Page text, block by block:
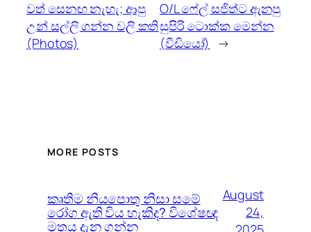
වත් සෙනඟ නැහැ; ආපු
උන් සල්ලි ගන්න වලි කති
(Photos)
O/L ෆේල් සජිත්ට ඇනපු
සුපිරි ටොක්ක මෙන්න
(වීඩියෝ)
→
MORE POSTS
කෘතිම නියපොතු නිසා සමේ
රෝග ඇති විය හැකිද? විශේෂඥ
මතය දැන ගන්න
August
24,